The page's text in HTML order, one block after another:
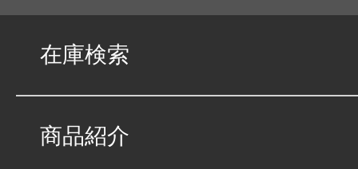
在庫検索
商品紹介